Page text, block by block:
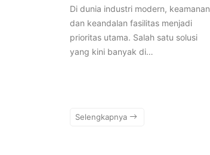
Di dunia industri modern, keamanan
dan keandalan fasilitas menjadi
prioritas utama. Salah satu solusi
yang kini banyak di…
Selengkapnya